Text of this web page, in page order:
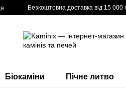
Безкоштовна доставка від 15 000
Біокаміни Пічне литво